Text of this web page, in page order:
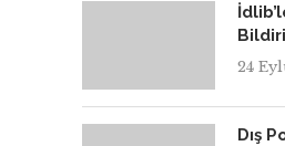
24
Dış